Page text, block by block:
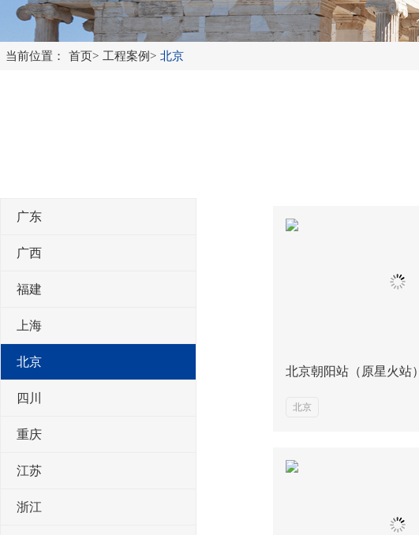
当前位置： 首页> 工程案例> 北京
广东
广西
福建
上海
北京
四川
重庆
江苏
浙江
北京朝阳站（原星火站）
北京